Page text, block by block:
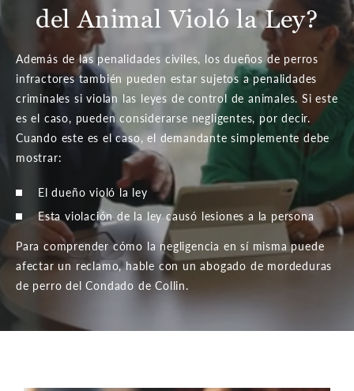
del Animal Violó la Ley?
Además de las penalidades civiles, los dueños de perros
infractores también pueden estar sujetos a penalidades
criminales si violan las leyes de control de animales. Si este
es el caso, pueden considerarse negligentes, por decir.
Cuando este es el caso, el demandante simplemente debe
mostrar:
El dueño violó la ley
Esta violación de la ley causó lesiones a la persona
Para comprender cómo la negligencia en sí misma puede
afectar un reclamo, hable con un abogado de mordeduras
de perro del Condado de Collin.